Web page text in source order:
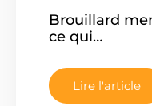
Brouillard
ce qui…
Lire l'article